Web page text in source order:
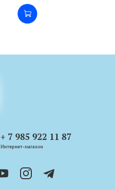
+ 7 985 922 11 87
Интернет-магазин